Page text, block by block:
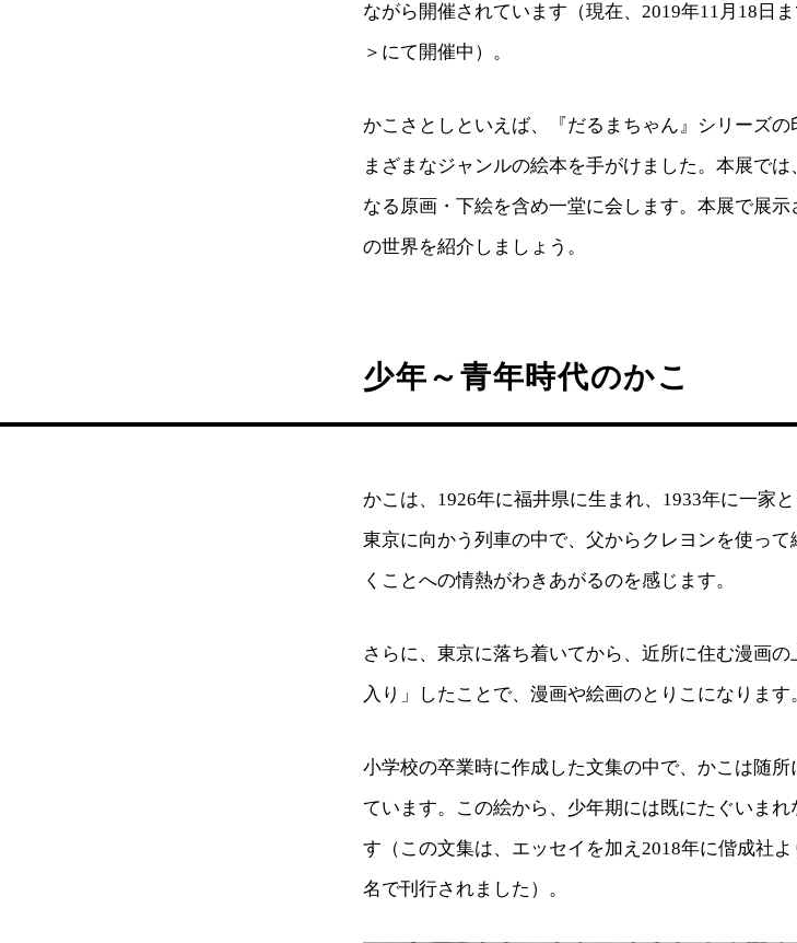
ながら開催されています（現在、2019年11月18日
＞にて開催中）。
かこさとしといえば、『だるまちゃん』シリーズ
まざまなジャンルの絵本を手がけました。本展で
なる原画・下絵を含め一堂に会します。本展で展
の世界を紹介しましょう。
少年～青年時代のかこ
かこは、1926年に福井県に生まれ、1933年に一家
東京に向かう列車の中で、父からクレヨンを使っ
くことへの情熱がわきあがるのを感じます。
さらに、東京に落ち着いてから、近所に住む漫画
入り」したことで、漫画や絵画のとりこになります
小学校の卒業時に作成した文集の中で、かこは随
ています。この絵から、少年期には既にたぐいま
す（この文集は、エッセイを加え2018年に偕成社
名で刊行されました）。